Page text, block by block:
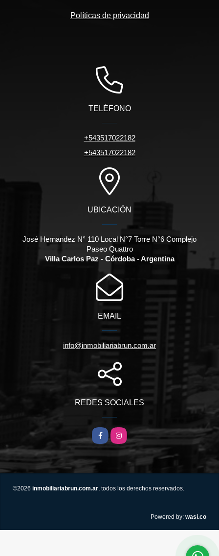
Políticas de privacidad
TELÉFONO
+543517022182
+543517022182
UBICACIÓN
José Hernandez N° 110 Local N°7 Torre N°6 Complejo
Paseo Quattro
Villa Carlos Paz - Córdoba - Argentina
EMAIL
info@inmobiliariabrun.com.ar
REDES SOCIALES
FacebookInstagram
©2026 inmobiliariabrun.com.ar, todos los derechos reservados.
Powered by: wasi.co